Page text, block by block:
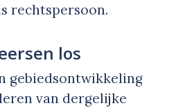
rechtspersoon.
los
gebiedsontwikkeling
van dergelijke